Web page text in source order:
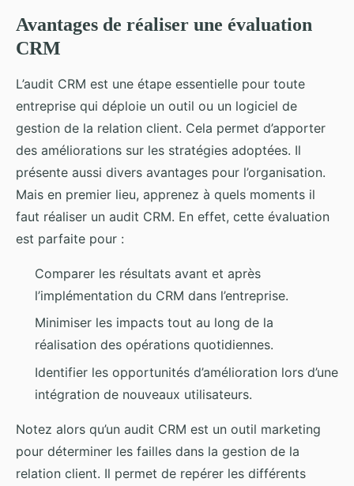
Avantages de réaliser une évaluation
CRM
L’audit CRM est une étape essentielle pour toute
entreprise qui déploie un outil ou un logiciel de
gestion de la relation client. Cela permet d’apporter
des améliorations sur les stratégies adoptées. Il
présente aussi divers avantages pour l’organisation.
Mais en premier lieu, apprenez à quels moments il
faut réaliser un audit CRM. En effet, cette évaluation
est parfaite pour :
Comparer les résultats avant et après
l’implémentation du CRM dans l’entreprise.
Minimiser les impacts tout au long de la
réalisation des opérations quotidiennes.
Identifier les opportunités d’amélioration lors d’une
intégration de nouveaux utilisateurs.
Notez alors qu’un audit CRM est un outil marketing
pour déterminer les failles dans la gestion de la
relation client. Il permet de repérer les différents